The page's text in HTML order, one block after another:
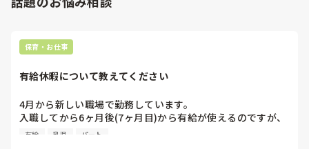
が。
また、前年度までいた園でも、部屋を仕切るための柵はあれ
くりだしているんですほとんどの場合。保育を見直したら、気
づけることがある、それはほとんどが保育運びによるもの。保
育者自身が落ち着いたら、意外と変化する。
保育室は子どもが安心安全に過ごせる場、なんだから。
また、その園で続けた方、どんな思いでその園にのこりまし
たか？
か？
保育・お仕事
有給休暇について教えてください
4月から新しい職場で勤務しています。
入職してから6ヶ月後(7ヶ月目)から有給が使えるのですが、
今4ヶ月。
有給 乳児 パート